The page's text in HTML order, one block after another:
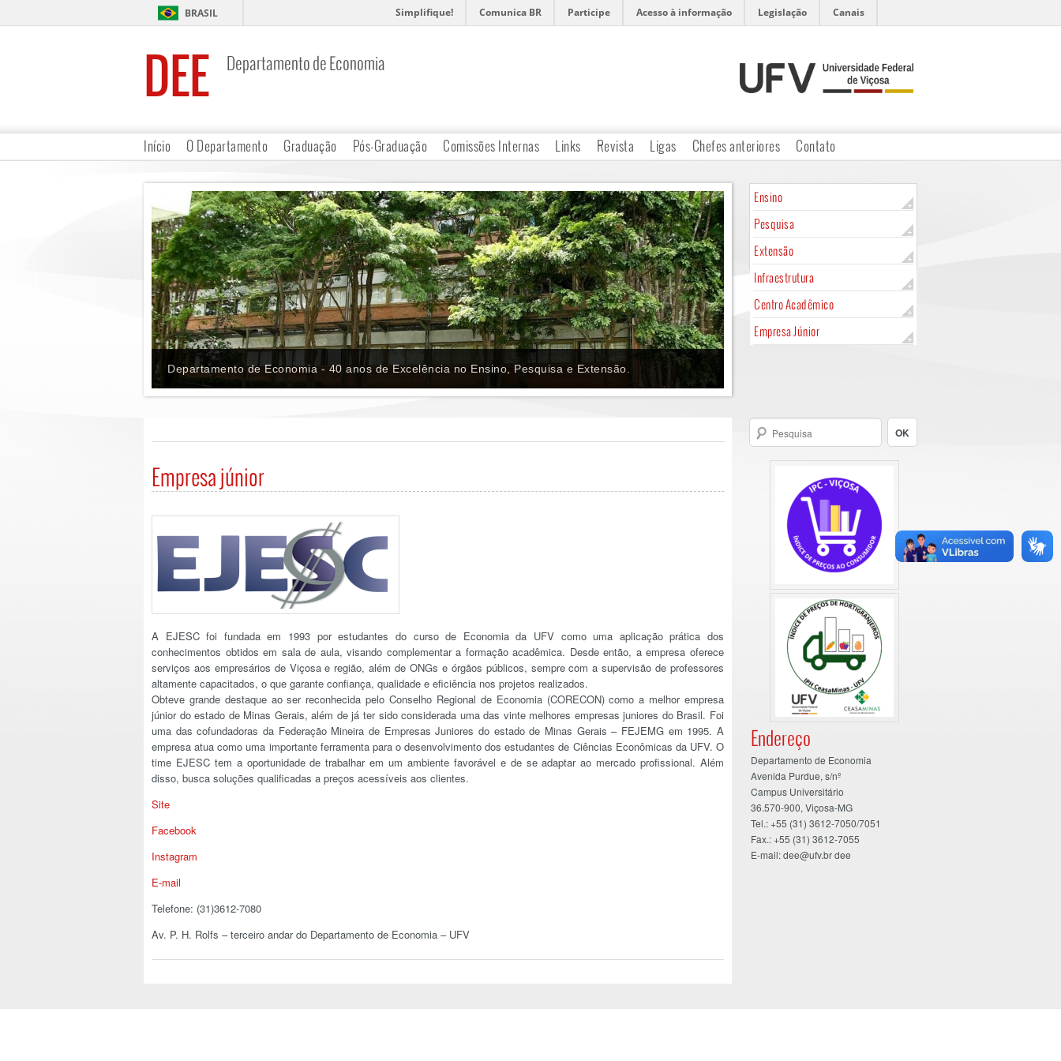
BRASIL Simplifique! Comunica BR Participe Acesso à informação Legislação Canais
DEE Departamento de Economia
Início O Departamento Graduação Pós-Graduação Comissões Internas Links Revista Ligas Chefes anteriores Contato
Departamento de Economia - 40 anos de Excelência no Ensino, Pesquisa e Extensão.
Ensino
Pesquisa
Extensão
Infraestrutura
Centro Acadêmico
Empresa Júnior
Endereço
Departamento de Economia
Avenida Purdue, s/nº
Campus Universitário
36.570-900, Viçosa-MG
Tel.: +55 (31) 3612-7050/7051
Fax.: +55 (31) 3612-7055
E-mail: dee@ufv.br dee
Empresa júnior
A EJESC foi fundada em 1993 por estudantes do curso de Economia da UFV como uma aplicação prática dos
conhecimentos obtidos em sala de aula, visando complementar a formação acadêmica. Desde então, a empresa oferece
serviços aos empresários de Viçosa e região, além de ONGs e órgãos públicos, sempre com a supervisão de professores
altamente capacitados, o que garante confiança, qualidade e eficiência nos projetos realizados.
Obteve grande destaque ao ser reconhecida pelo Conselho Regional de Economia (CORECON) como a melhor empresa
júnior do estado de Minas Gerais, além de já ter sido considerada uma das vinte melhores empresas juniores do Brasil. Foi
uma das cofundadoras da Federação Mineira de Empresas Juniores do estado de Minas Gerais – FEJEMG em 1995. A
empresa atua como uma importante ferramenta para o desenvolvimento dos estudantes de Ciências Econômicas da UFV. O
time EJESC tem a oportunidade de trabalhar em um ambiente favorável e de se adaptar ao mercado profissional. Além
disso, busca soluções qualificadas a preços acessíveis aos clientes.
Site
Facebook
Instagram
E-mail
Telefone: (31)3612-7080
Av. P. H. Rolfs – terceiro andar do Departamento de Economia – UFV